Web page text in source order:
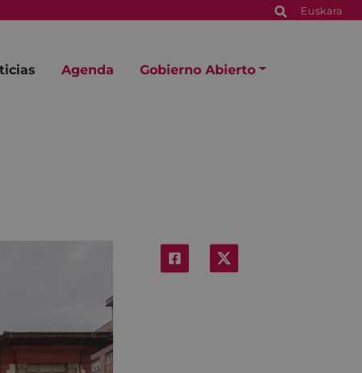
Euskara
Agenda Gobierno Abierto